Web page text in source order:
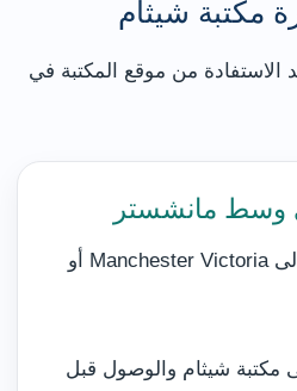
مكتبة شيثام
الاستفادة من موقع المكتبة في
وسط مانشستر
الوصول إلى Manchester Victoria أو
مكتبة شيثام والوصول قبل